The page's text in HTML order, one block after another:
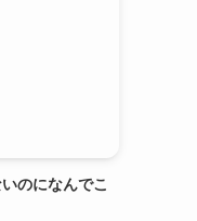
のになんでこ